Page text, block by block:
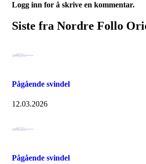
Logg inn for å skrive en kommentar.
Siste fra Nordre Follo
Pågående svindel
12.03.2026
Pågående svindel